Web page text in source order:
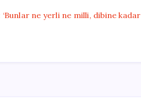
‘Bunlar ne yerli ne milli, dibine kadar